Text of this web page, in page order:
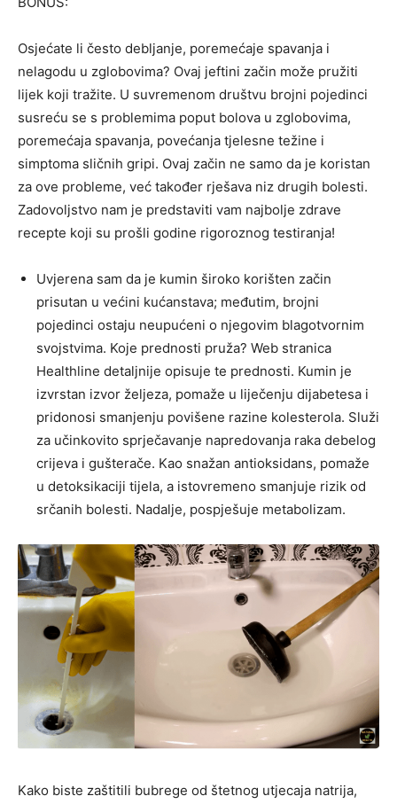
Osjećate li često debljanje, poremećaje spavanja i
nelagodu u zglobovima? Ovaj jeftini začin može pružiti
lijek koji tražite. U suvremenom društvu brojni pojedinci
susreću se s problemima poput bolova u zglobovima,
poremećaja spavanja, povećanja tjelesne težine i
simptoma sličnih gripi. Ovaj začin ne samo da je koristan
za ove probleme, već također rješava niz drugih bolesti.
Zadovoljstvo nam je predstaviti vam najbolje zdrave
recepte koji su prošli godine rigoroznog testiranja!
Uvjerena sam da je kumin široko korišten začin
prisutan u većini kućanstava; međutim, brojni
pojedinci ostaju neupućeni o njegovim blagotvornim
svojstvima. Koje prednosti pruža? Web stranica
Healthline detaljnije opisuje te prednosti. Kumin je
izvrstan izvor željeza, pomaže u liječenju dijabetesa i
pridonosi smanjenju povišene razine kolesterola. Služi
za učinkovito sprječavanje napredovanja raka debelog
crijeva i gušterače. Kao snažan antioksidans, pomaže
u detoksikaciji tijela, a istovremeno smanjuje rizik od
srčanih bolesti. Nadalje, pospješuje metabolizam.
Kako biste zaštitili bubrege od štetnog utjecaja natrija,